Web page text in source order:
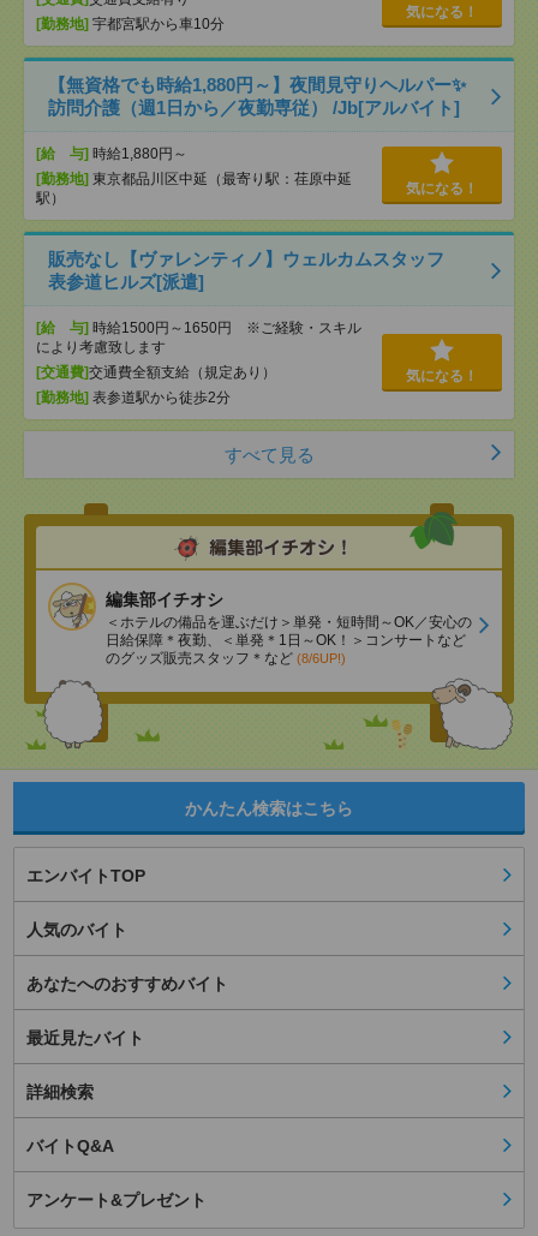
[勤務地] 宇都宮駅から車10分
気になる！
【無資格でも時給1,880円～】夜間見守りヘルパー✨
訪問介護（週1日から／夜勤専従） /Jb[アルバイト]
[給 与] 時給1,880円～
[勤務地] 東京都品川区中延（最寄り駅：荏原中延
駅）
気になる！
販売なし【ヴァレンティノ】ウェルカムスタッフ
表参道ヒルズ[派遣]
[給 与] 時給1500円～1650円 ※ご経験・スキル
により考慮致します
[交通費]交通費全額支給（規定あり）
[勤務地] 表参道駅から徒歩2分
気になる！
すべて見る
編集部イチオシ
＜ホテルの備品を運ぶだけ＞単発・短時間～OK／安心の
日給保障＊夜勤、＜単発＊1日～OK！＞コンサートなど
のグッズ販売スタッフ＊など (8/6UP!)
かんたん検索はこちら
エンバイトTOP
人気のバイト
あなたへのおすすめバイト
最近見たバイト
詳細検索
バイトQ&A
アンケート&プレゼント